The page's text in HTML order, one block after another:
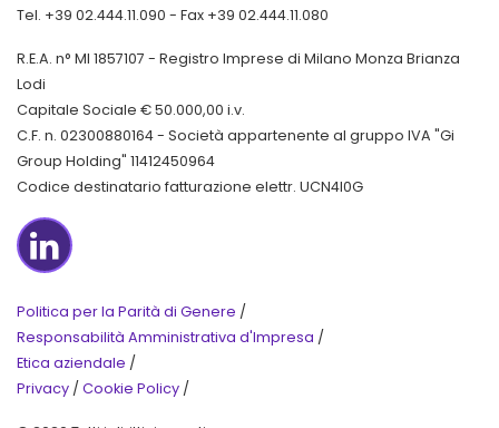
Tel. +39 02.444.11.090 - Fax +39 02.444.11.080
R.E.A. n° MI 1857107 - Registro Imprese di Milano Monza Brianza
Lodi
Capitale Sociale € 50.000,00 i.v.
C.F. n. 02300880164 - Società appartenente al gruppo IVA "Gi
Group Holding" 11412450964
Codice destinatario fatturazione elettr. UCN4I0G
Politica per la Parità di Genere /
Responsabilità Amministrativa d'Impresa /
Etica aziendale /
Privacy / Cookie Policy /